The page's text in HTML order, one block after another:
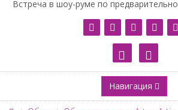
Встреча в шоу-руме по
Навигация